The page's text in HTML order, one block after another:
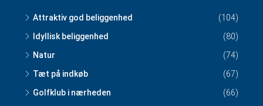
Attraktiv god beliggenhed
(104)
Idyllisk beliggenhed
(80)
Natur
(74)
Tæt på indkøb
(67)
Golfklub i nærheden
(66)